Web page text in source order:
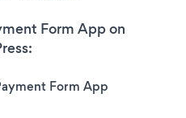
Form App on
Form App